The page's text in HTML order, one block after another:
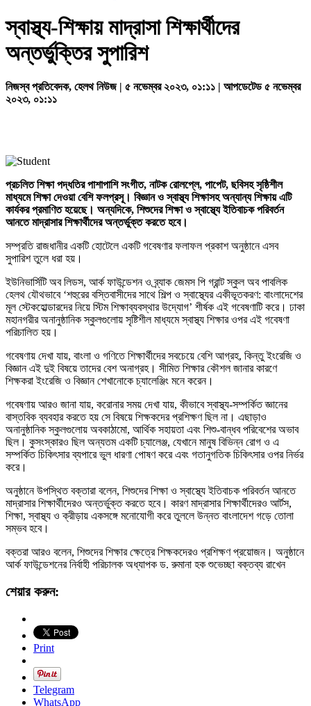
স্বাস্থ্য-শিক্ষায় মাদ্রাসা শিক্ষার্থীদের
অন্তর্ভুক্তির সুপারিশ
নিজস্ব প্রতিবেদক, হেলথ নিউজ | ৫ নভেম্বর ২০২৩, ০১:১১ | আপডেটেড ৫ নভেম্বর
২০২৩, ০১:১১
প্রচলিত শিক্ষা পদ্ধতির পাশাপাশি সংগীত, নাটক রোলপ্লে, পাপেট, ছবিসহ সৃষ্ঠিশীল
মাধ্যমে শিক্ষা দেওয়া বেশি ফলপ্রসূ। বিজ্ঞান ও স্বাস্থ্য শিক্ষাসহ অন্যান্য শিক্ষায় এটি
কার্যকর প্রমাণিত হয়েছে। অন্যদিকে, শিশুদের শিক্ষা ও স্বাস্থ্যে ইতিবাচক পরিবর্তন
আনতে মাদ্রাসার শিক্ষার্থীদের অন্তর্ভুক্ত করতে হবে।
সম্প্রতি রাজধানীর একটি হোটেলে একটি গবেষণার ফলাফল প্রকাশ অনুষ্ঠানে এসব
সুপারিশ তুলে ধরা হয়।
ইউনিভার্সিটি অব লিডস, আর্ক ফাউন্ডেশন ও ব্র্যাক জেমস পি গ্রান্ট স্কুল অব পাবলিক
হেলথ যৌথভাবে ‘শহুরের বস্তিবাসীদের সাথে শিল্প ও স্বাস্থ্যের একীভূতকরণ: বাংলাদেশের
মূল স্টেকহোল্ডারদের নিয়ে স্টিম শিক্ষাব্যবস্থার উদ্যোগ’ শীর্ষক এই গবেষণাটি করে। ঢাকা
মহানগরীর অনানুষ্ঠানিক স্কুলগুলোয় সৃষ্টিশীল মাধ্যমে স্বাস্থ্য শিক্ষার ওপর এই গবেষণা
পরিচালিত হয়।
গবেষণায় দেখা যায়, বাংলা ও গণিতে শিক্ষার্থীদের সবচেয়ে বেশি আগ্রহ, কিন্তু ইংরেজি ও
বিজ্ঞান এই দুই বিষয়ে তাদের বেশ অনাগ্রহ। সীমিত শিক্ষার কৌশল জানার কারণে
শিক্ষকরা ইংরেজি ও বিজ্ঞান শেখানোকে চ্যালেঞ্জিং মনে করেন।
গবেষণায় আরও জানা যায়, করোনার সময় দেখা যায়, কীভাবে স্বাস্থ্য-সম্পর্কিত জ্ঞানের
বাস্তবিক ব্যবহার করতে হয় সে বিষয়ে শিক্ষকদের প্রশিক্ষণ ছিল না। এছাড়াও
অনানুষ্ঠানিক স্কুলগুলোয় অবকাঠামো, আর্থিক সহায়তা এবং শিশু-বান্ধব পরিবেশের অভাব
ছিল। কুসংস্কারও ছিল অন্যতম একটি চ্যালেঞ্জ, যেখানে মানুষ বিভিন্ন রোগ ও এ
সম্পর্কিত চিকিৎসার ব্যপারে ভুল ধারণা পোষণ করে এবং গতানুগতিক চিকিৎসার ওপর নির্ভর
করে।
অনুষ্ঠানে উপস্থিত বক্তারা বলেন, শিশুদের শিক্ষা ও স্বাস্থ্যে ইতিবাচক পরিবর্তন আনতে
মাদ্রাসার শিক্ষার্থীদেরও অন্তর্ভুক্ত করতে হবে। কারণ মাদ্রাসার শিক্ষার্থীদেরও আর্টস,
শিক্ষা, স্বাস্থ্য ও ক্রীড়ায় একসঙ্গে মনোযোগী করে তুললে উন্নত বাংলাদেশ গড়ে তোলা
সম্ভব হবে।
বক্তরা আরও বলেন, শিশুদের শিক্ষার ক্ষেত্রে শিক্ষকদেরও প্রশিক্ষণ প্রয়োজন। অনুষ্ঠানে
আর্ক ফাউন্ডেশনের নির্বাহী পরিচালক অধ্যাপক ড. রুমানা হক শুভেচ্ছা বক্তব্য রাখেন
শেয়ার করুন:
Print
Telegram
WhatsApp